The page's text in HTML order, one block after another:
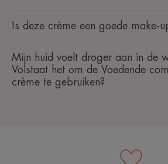
Is deze crème een goede make-
Mijn huid voelt droger aan in de
Volstaat het om de Voedende
crème te gebruiken?